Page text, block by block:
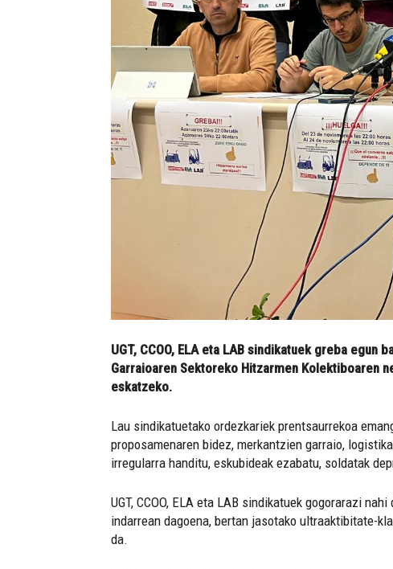
UGT, CCOO, ELA eta LAB sindikatuek greba
Garraioaren Sektoreko Hitzarmen Kolektiboaren
eskatzeko.
Lau sindikatuetako ordezkariek prentsaurrekoa
proposamenaren bidez, merkantzien garraio,
irregularra handitu, eskubideak ezabatu, soldatak
UGT, CCOO, ELA eta LAB sindikatuek gogorarazi
indarrean dagoena, bertan jasotako ultraaktibitate-
da.